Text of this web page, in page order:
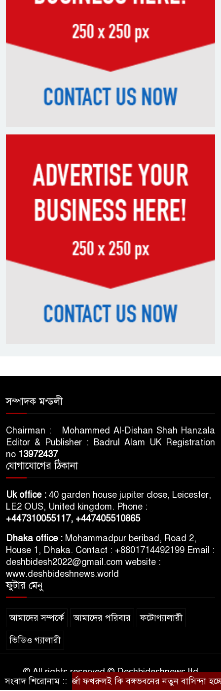
ডে’ ঘোষণা যুক্তরাষ্ট্রের
তরুণদের আন্দোলনে মোদি সরকার
জামায়াত জোটের
সম্পাদক মন্ডলী
Chairman : Mohammed Al-Dishan Shah Hanzala
Editor & Publisher : Badrul Alam UK Registration
no 13972437
যোগাযোগের ঠিকানা
Uk office : 40 garden house jupiter close, Leicester,
LE2 OUS, United kingdom. Phone :
+447310055117, +447405510865
Dhaka office : Mohammadpur beribad, Road 2,
House 1, Dhaka. Contact : +8801714492199 Email :
deshbidesh2022@gmail.com website :
www.deshbideshnews.world
ফুটার মেনু
আমাদের সম্পর্কে আমাদের পরিবার ফটোগ্যালারী
ভিডিও গ্যালারী
© All rights reserved © Deshbideshnews ltd
Theme Developed BYThemesBazar.Com
সংবাদ শিরোনাম ::মির্জা ফখরুলই কি বঙ্গভবনের নতুন বাসিন্দা হচ্ছেন?